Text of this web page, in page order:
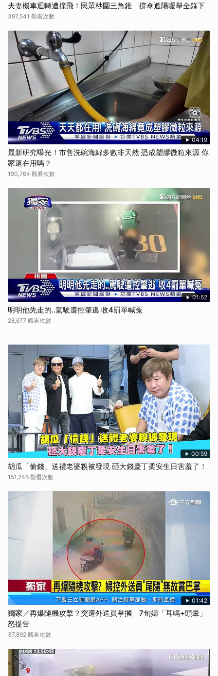
夫妻機車迴轉遭撞飛！民眾秒圍三角錐 撐傘遮陽暖舉全錄下
397,541 觀看次數
04:19
最新研究曝光！市售洗碗海綿多數非天然 恐成塑膠微粒來源 你
家還在用嗎？
190,764 觀看次數
01:52
明明他先走的..駕駛遭控肇逃 收4罰單喊冤
28,677 觀看次數
00:59
胡瓜「偷錢」送禮老婆糗被發現 砸大錢慶丁柔安生日害羞了！
151,246 觀看次數
01:42
獨家／再爆隨機攻擊？突遭外送員掌摑 7旬婦「耳鳴+頭暈」
怒提告
37,892 觀看次數